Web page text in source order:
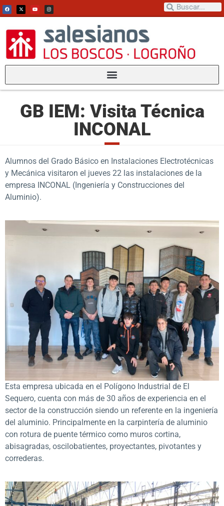
GB IEM: Visita Técnica
INCONAL
Alumnos del Grado Básico en Instalaciones Electrotécnicas
y Mecánica visitaron el jueves 22 las instalaciones de la
empresa INCONAL (Ingeniería y Construcciones del
Aluminio).
Esta empresa ubicada en el Polígono Industrial de El
Sequero, cuenta con más de 30 años de experiencia en el
sector de la construcción siendo un referente en la ingeniería
del aluminio. Principalmente en la carpintería de aluminio
con rotura de puente térmico como muros cortina,
abisagradas, oscilobatientes, proyectantes, pivotantes y
correderas.